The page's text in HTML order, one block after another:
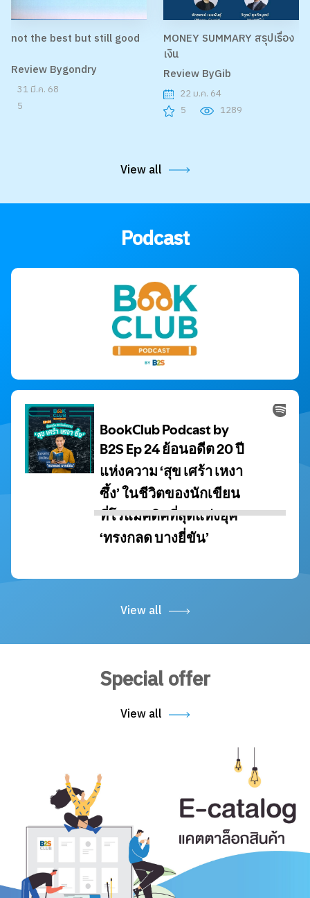
not the best but still good
Review Bygondry
31 มี.ค. 68
MONEY SUMMARY สรุปเรื่อง
เงิน
Review ByGib
22 ม.ค. 64
5
1289
View all
Podcast
View all
Special offer
View all